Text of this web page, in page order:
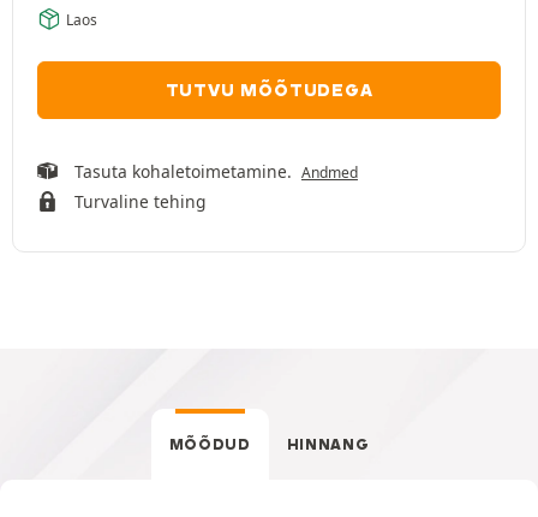
Laos
TUTVU MÕÕTUDEGA
Tasuta kohaletoimetamine. Andmed
Turvaline tehing
MÕÕDUD HINNANG